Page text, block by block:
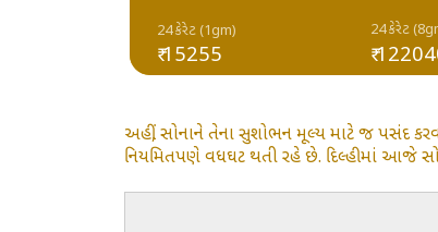
₹ 15255
24 કેરેટ (1gm) 24 કેરેટ
₹
અહીં, સોનાને તેના સુશોભન મૂલ્ય માટે જ પસંદ
નિયમિતપણે વધઘટ થતી રહે છે. દિલ્હીમાં આજે